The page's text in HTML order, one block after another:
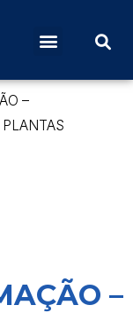
–
–